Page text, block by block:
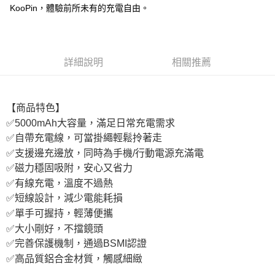
KooPin，體驗前所未有的充電自由。
詳細說明 相關推薦
【商品特色】
✅5000mAh大容量，滿足日常充電需求
✅自帶充電線，可當掛繩輕鬆拎著走
✅支援邊充邊放，同時為手機/行動電源充滿電
✅磁力穩固吸附，安心又省力
✅有線充電，溫度不過熱
✅短線設計，減少電能耗損
✅單手可握持，輕薄便攜
✅大小剛好，不擋鏡頭
✅完善保護機制，通過BSMI認證
✅高品質鋁合金材質，觸感細緻